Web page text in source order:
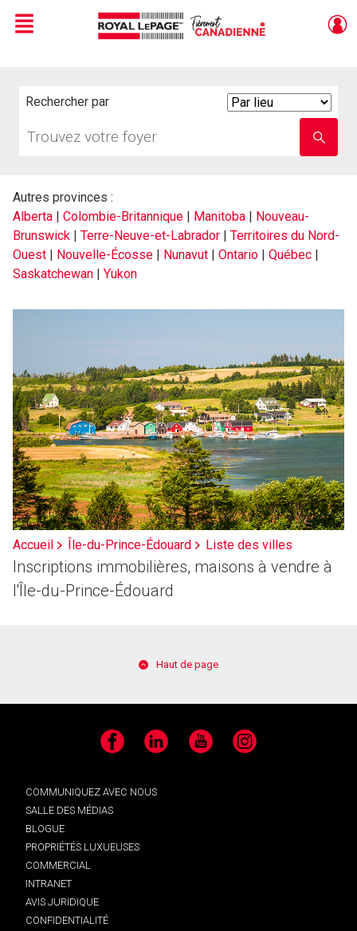
Live
En Direct
Menu
Rechercher par
votre
nom
Autres provinces :
Alberta | Colombie-Britannique | Manitoba | Nouveau-
Brunswick | Terre-Neuve-et-Labrador | Territoires du Nord-
Ouest | Nouvelle-Écosse | Nunavut | Ontario | Québec |
Saskatchewan | Yukon
Accueil Île-du-Prince-Édouard Liste des villes
Inscriptions immobilières, maisons à vendre à
l'Île-du-Prince-Édouard
Haut de page
Facebook LinkedIn YouTube Instagram
COMMUNIQUEZ AVEC NOUS
SALLE DES MÉDIAS
BLOGUE
PROPRIÉTÉS LUXUEUSES
COMMERCIAL
INTRANET
AVIS JURIDIQUE
CONFIDENTIALITÉ